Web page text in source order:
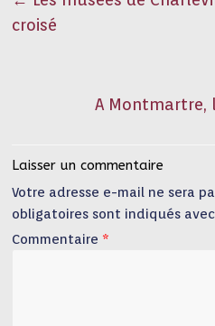
croisé
A Montmartre,
Laisser un commentaire
Votre adresse e-mail ne sera
obligatoires sont indiqués avec
Commentaire *